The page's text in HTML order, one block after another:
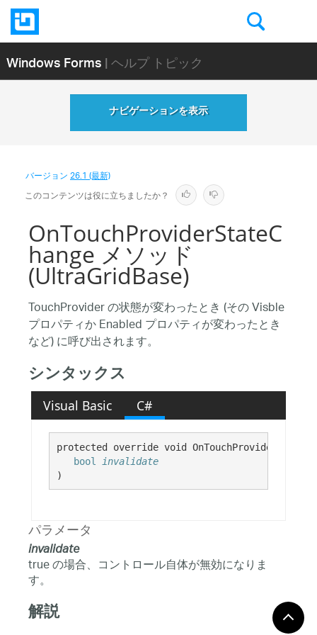
Windows Forms| ヘルプ トピック
ナビゲーションを表示
バージョン26.1 (最新)
このコンテンツは役に立ちましたか？
OnTouchProviderStateC
hange メソッド
(UltraGridBase)
TouchProvider の状態が変わったとき (その Visble
プロパティか Enabled プロパティが変わったとき
など) に呼び出されます。
シンタックス
Visual Basic C#
protected override void
bool
invalidate
)
パラメータ
invalidate
true の場合、コントロール自体が無効になりま
す。
解説